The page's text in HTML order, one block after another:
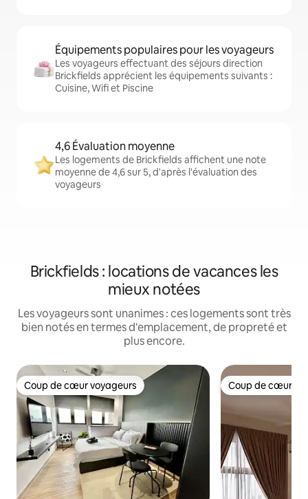
Équipements populaires pour les voyageurs
Les voyageurs effectuant des séjours direction
Brickfields apprécient les équipements suivants :
Cuisine, Wifi et Piscine
4,6 Évaluation moyenne
Les logements de Brickfields affichent une note
moyenne de 4,6 sur 5, d'après l'évaluation des
voyageurs
Brickfields : locations de vacances les
mieux notées
Les voyageurs sont unanimes : ces logements sont très
bien notés en termes d'emplacement, de propreté et
plus encore.
Coup de cœur voyageurs
Coup de cœur voyageurs Coup de cœur
Coup de cœur